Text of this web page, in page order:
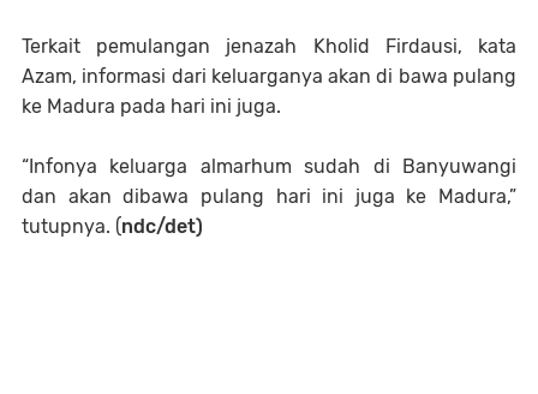
Terkait pemulangan jenazah Kholid Firdausi, kata
Azam, informasi dari keluarganya akan di bawa pulang
ke Madura pada hari ini juga.
“Infonya keluarga almarhum sudah di Banyuwangi
dan akan dibawa pulang hari ini juga ke Madura,”
tutupnya. (ndc/det)